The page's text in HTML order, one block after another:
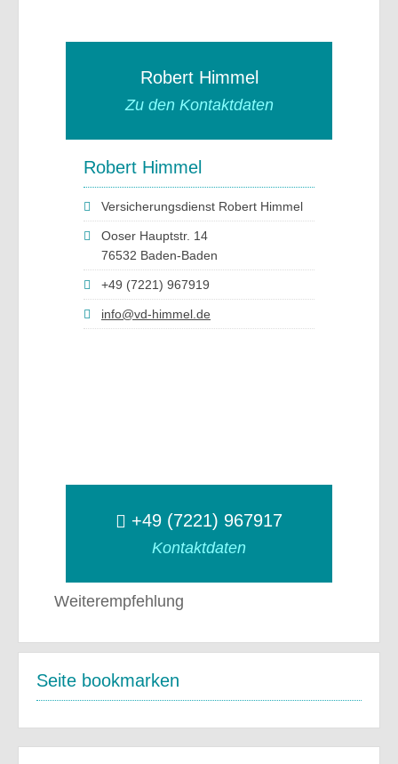
Robert Himmel
Zu den Kontaktdaten
Robert Himmel
Versicherungsdienst Robert Himmel
Ooser Hauptstr. 14
76532 Baden-Baden
+49 (7221) 967919
info@vd-himmel.de
+49 (7221) 967917
Kontaktdaten
Weiterempfehlung
Seite bookmarken